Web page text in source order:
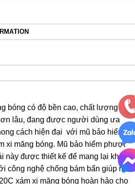
bóng có độ bền cao, chất lượng màu
lâu, đang được người dùng ưa
cách hiện đại với mũ bảo hiểm
xi măng bóng. Mũ bảo hiểm phượt
này được thiết kế để mang lại khả
công nghệ chống bám bẩn giúp mũ
xám xi măng bóng hoàn hảo cho